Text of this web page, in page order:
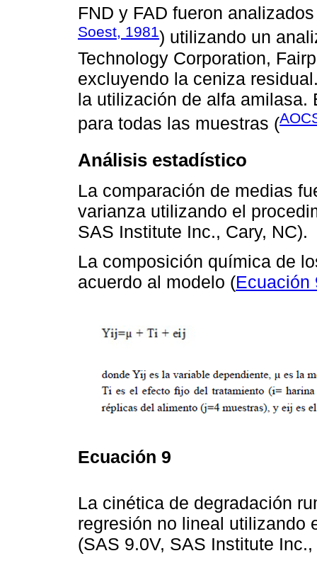
FND y FAD fueron
Soest, 1981) utilizando un
Technology Corporation,
excluyendo la ceniza
la utilización de alfa amilasa.
para todas las muestras (
Análisis estadístico
La comparación de medias
varianza utilizando el
SAS Institute Inc., Cary, NC).
La composición química de
acuerdo al modelo (Ecuación
Ecuación 9
La cinética de degradación
regresión no lineal utilizando
(SAS 9.0V, SAS Institute Inc.,